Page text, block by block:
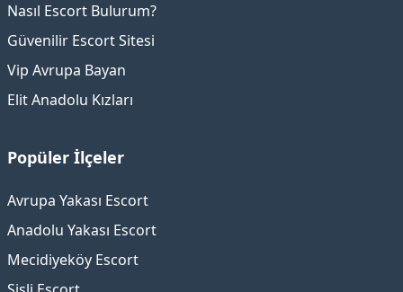
Nasıl Escort Bulurum?
Güvenilir Escort Sitesi
Vip Avrupa Bayan
Elit Anadolu Kızları
Popüler İlçeler
Avrupa Yakası Escort
Anadolu Yakası Escort
Mecidiyeköy Escort